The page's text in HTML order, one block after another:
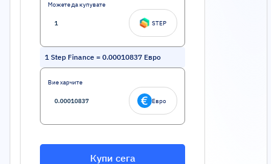
Можете да купувате
STEP
1 Step Finance = 0.00010837 Евро
Вие харчите
Евро
Купи сега